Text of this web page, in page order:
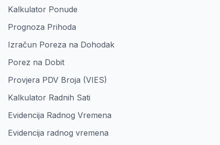
Kalkulator Ponude
Prognoza Prihoda
Izračun Poreza na Dohodak
Porez na Dobit
Provjera PDV Broja (VIES)
Kalkulator Radnih Sati
Evidencija Radnog Vremena
Evidencija radnog vremena